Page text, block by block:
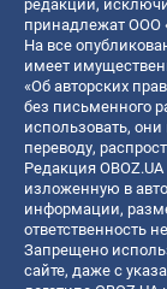
редакции,
принадлежат ООО
На все
имеет
«Об авторских
без письменного
использовать,
переводу,
Редакция
изложенную в
информации,
ответственность
Запрещено
сайте, даже с